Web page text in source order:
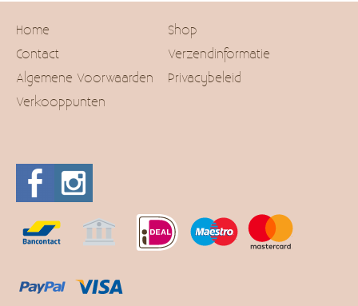
Home
Shop
Contact
Verzendinformatie
Algemene Voorwaarden
Privacybeleid
Verkooppunten